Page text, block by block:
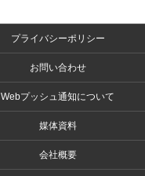
プライバシーポリシー
お問い合わせ
Webプッシュ通知について
媒体資料
会社概要